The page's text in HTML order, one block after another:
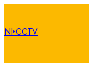
NI‣CCTV